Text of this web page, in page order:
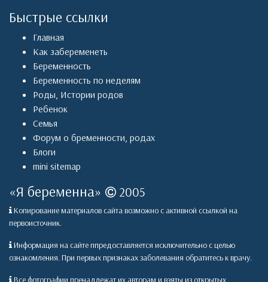
Быстрые ссылки
Главная
Как забеременеть
Беременность
Беременность по неделям
Роды, Истории родов
Ребенок
Семья
Форум о бременности, родах
Блоги
mini sitemap
«Я беременна» 2005
Копирование материалов сайта возможно с активной ссылкой на
первоисточник.
Информация на сайте ппредоставляется исключительно с целью
ознакомления. При первых признаках заболевания обратитесь к врачу.
Все фотографии пренадлежат их авторам и взяты из открытых